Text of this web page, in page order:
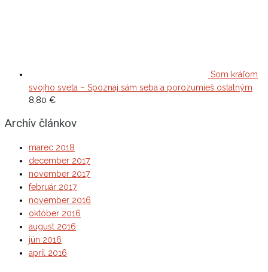
Som kráľom
svojho sveta – Spoznaj sám seba a porozumieš ostatným
8,80 €
Archív článkov
marec 2018
december 2017
november 2017
február 2017
november 2016
október 2016
august 2016
jún 2016
apríl 2016